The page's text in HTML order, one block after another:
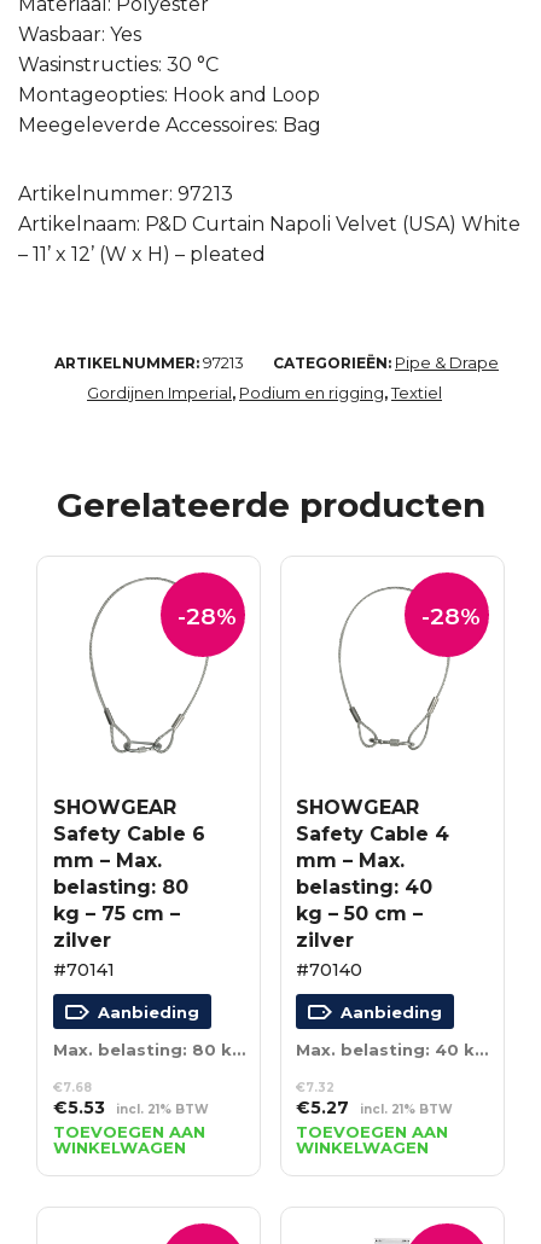
Wasbaar: Yes
Wasinstructies: 30 °C
Montageopties: Hook and Loop
Meegeleverde Accessoires: Bag
Artikelnummer: 97213
Artikelnaam: P&D Curtain Napoli Velvet (USA) White
– 11’ x 12’ (W x H) – pleated
ARTIKELNUMMER: 97213 CATEGORIEËN: Pipe & Drape
Gordijnen Imperial, Podium en rigging,Textiel
Gerelateerde producten
-28%
SHOWGEAR
Safety Cable 6
mm – Max.
belasting: 80
kg – 75 cm –
zilver
#70141
Aanbieding
Max. belasting: 80 kg – 75 cm – zilver
€7.68
Oorspronkelijke
prijs
was:
€7.68.
€5.53Huidige
prijs
is:
€5.53.
incl. 21% BTW
TOEVOEGEN AAN
WINKELWAGEN
-28%
SHOWGEAR
Safety Cable 4
mm – Max.
belasting: 40
kg – 50 cm –
zilver
#70140
Aanbieding
Max. belasting: 40 kg – 50 cm – zilver
€7.32
Oorspronkelijke
prijs
was:
€7.32.
€5.27 Huidige
prijs
is:
€5.27.
incl. 21% BTW
TOEVOEGEN AAN
WINKELWAGEN